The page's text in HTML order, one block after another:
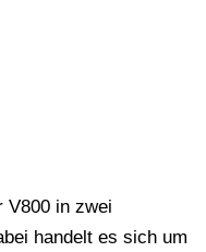
V800 in zwei
handelt es sich um